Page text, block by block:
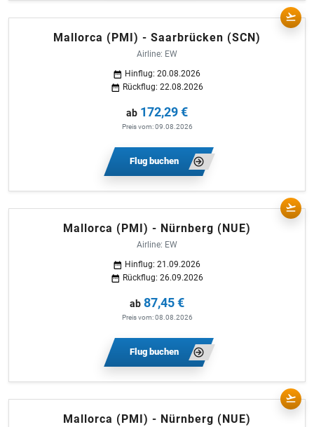
Mallorca (PMI) - Saarbrücken (SCN)
Airline: EW
Hinflug: 20.08.2026
Rückflug: 22.08.2026
ab 172,29 €
Preis vom: 09.08.2026
Flug buchen
Mallorca (PMI) - Nürnberg (NUE)
Airline: EW
Hinflug: 21.09.2026
Rückflug: 26.09.2026
ab 87,45 €
Preis vom: 08.08.2026
Flug buchen
Mallorca (PMI) - Nürnberg (NUE)